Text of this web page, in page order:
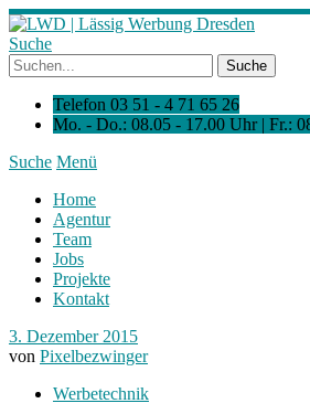
Suche
Telefon 03 51 - 4 71 65 26
Mo. - Do.: 08.05 - 17.00 Uhr | Fr.:
Suche Menü
Home
Agentur
Team
Jobs
Projekte
Kontakt
3. Dezember 2015
von Pixelbezwinger
Werbetechnik